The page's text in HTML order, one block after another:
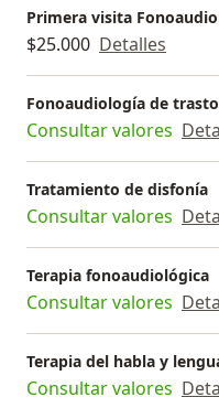
Primera visita
$25.000 Detalles
Fonoaudiología de
Consultar valores
Tratamiento de disfonía
Consultar valores
Terapia fonoaudiológica
Consultar valores
Terapia del habla y
Consultar valores